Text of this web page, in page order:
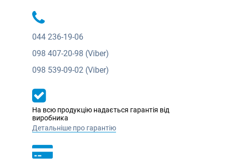
044 236-19-06
098 407-20-98 (Viber)
098 539-09-02 (Viber)
На всю продукцію надається гарантія від
виробника
Детальніше про гарантію